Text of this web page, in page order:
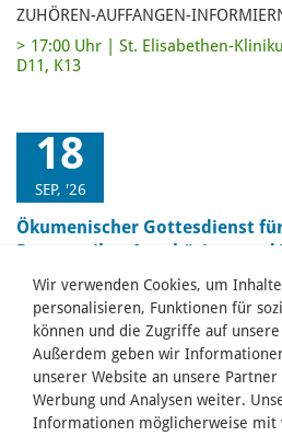
ZUHÖREN-AUFFANGEN-
17:00 Uhr | St. Elisabethen-
D11, K13
18
SEP, '26
Ökumenischer Gottesdienst
Am Freitag, den 18. September
wieder ein besonderer
Elisabethen-Klinikumsgefeiert.
Unter der Überschrift:
Wie eine
zugewandtladen vertraute Lieder
Anschauliche Gedanken, einfache
Zuwendung und des Segens sind
Wir verwenden Cookies, um
personalisieren, Funktionen für
können und die Zugriffe auf
Außerdem geben wir
unserer Website an unsere
Werbung und Analysen weiter.
Informationen möglicherweise mit